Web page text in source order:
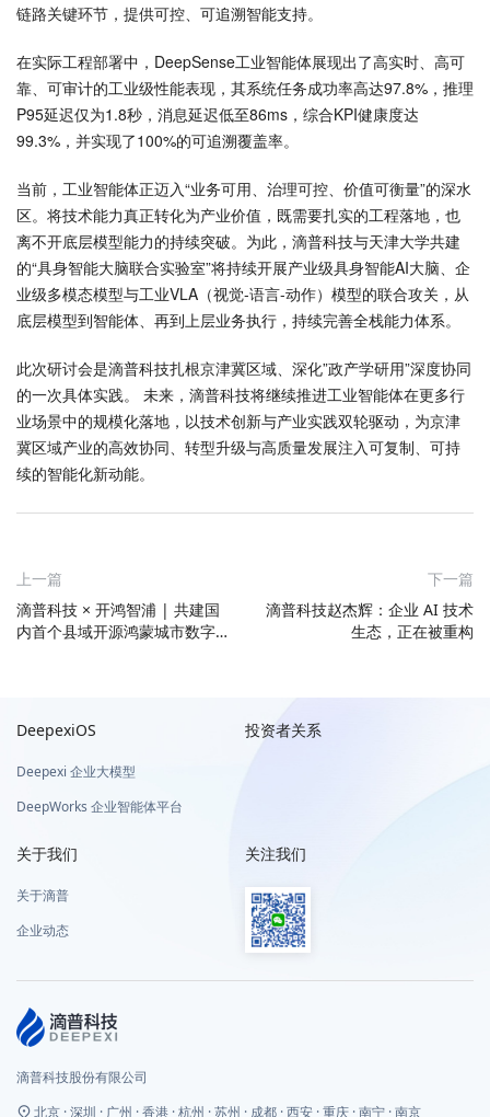
链路关键环节，提供可控、可追溯智能支持。
在实际工程部署中，DeepSense工业智能体展现出了高实时、高可
靠、可审计的工业级性能表现，其系统任务成功率高达97.8%，推理
P95延迟仅为1.8秒，消息延迟低至86ms，综合KPI健康度达
99.3%，并实现了100%的可追溯覆盖率。
当前，工业智能体正迈入“业务可用、治理可控、价值可衡量”的深水
区。将技术能力真正转化为产业价值，既需要扎实的工程落地，也
离不开底层模型能力的持续突破。为此，滴普科技与天津大学共建
的“具身智能大脑联合实验室”将持续开展产业级具身智能AI大脑、企
业级多模态模型与工业VLA（视觉-语言-动作）模型的联合攻关，从
底层模型到智能体、再到上层业务执行，持续完善全栈能力体系。
此次研讨会是滴普科技扎根京津冀区域、深化”政产学研用”深度协同
的一次具体实践。 未来，滴普科技将继续推进工业智能体在更多行
业场景中的规模化落地，以技术创新与产业实践双轮驱动，为京津
冀区域产业的高效协同、转型升级与高质量发展注入可复制、可持
续的智能化新动能。
上一篇
滴普科技 × 开鸿智浦 | 共建国
内首个县域开源鸿蒙城市数字底
下一篇
滴普科技赵杰辉：企业 AI 技术
生态，正在被重构
DeepexiOS
Deepexi 企业大模型
DeepWorks 企业智能体平台
投资者关系
关于我们
关于滴普
企业动态
关注我们
滴普科技股份有限公司
北京 · 深圳 · 广州 · 香港 · 杭州 · 苏州 · 成都 · 西安 · 重庆 · 南宁 · 南京